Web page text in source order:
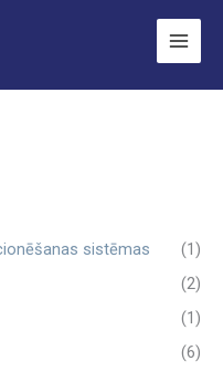
sistēmas
(1)
(2)
(1)
(6)